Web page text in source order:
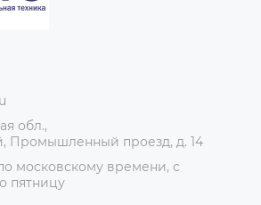
обл.,
Промышленный проезд, д. 14
московскому времени, с
пятницу